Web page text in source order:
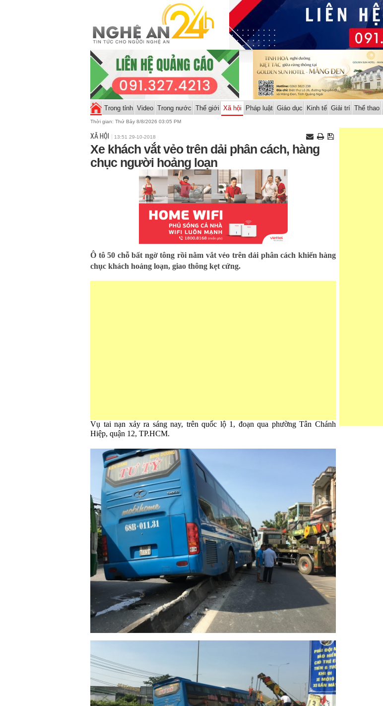
Trong tỉnh Video Trong nước Thế giới Xã hội Pháp luật Giáo dục Kinh tế Giải trí Thể thao
Thời gian: Thứ Bảy 8/8/2026 03:05 PM
XÃ HỘI 13:51 29-10-2018
Xe khách vắt vẻo trên dải phân cách, hàng
chục người hoảng loạn
Ô tô 50 chỗ bất ngờ tông rồi nằm vắt vẻo trên dải phân cách khiến hàng
chục khách hoảng loạn, giao thông kẹt cứng.
Vụ tai nạn xảy ra sáng nay, trên quốc lộ 1, đoạn qua phường Tân Chánh
Hiệp, quận 12, TP.HCM.